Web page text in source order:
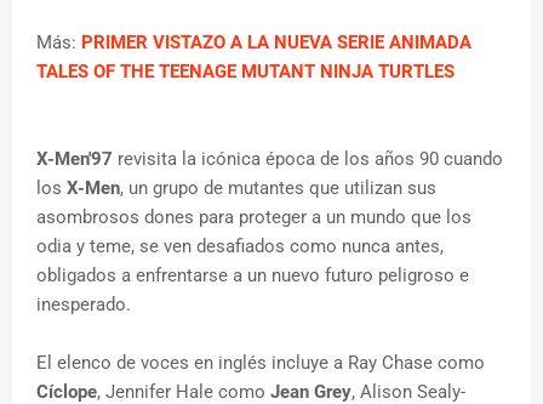
Más: PRIMER VISTAZO A LA NUEVA SERIE ANIMADA
TALES OF THE TEENAGE MUTANT NINJA TURTLES
X-Men'97 revisita la icónica época de los años 90 cuando
los X-Men, un grupo de mutantes que utilizan sus
asombrosos dones para proteger a un mundo que los
odia y teme, se ven desafiados como nunca antes,
obligados a enfrentarse a un nuevo futuro peligroso e
inesperado.
El elenco de voces en inglés incluye a Ray Chase como
Cíclope, Jennifer Hale como Jean Grey, Alison Sealy-